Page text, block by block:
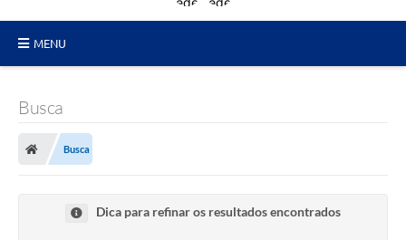
MENU
Secretarias
Editais
Busca
Busca
Dica para refinar os resultados encontrados